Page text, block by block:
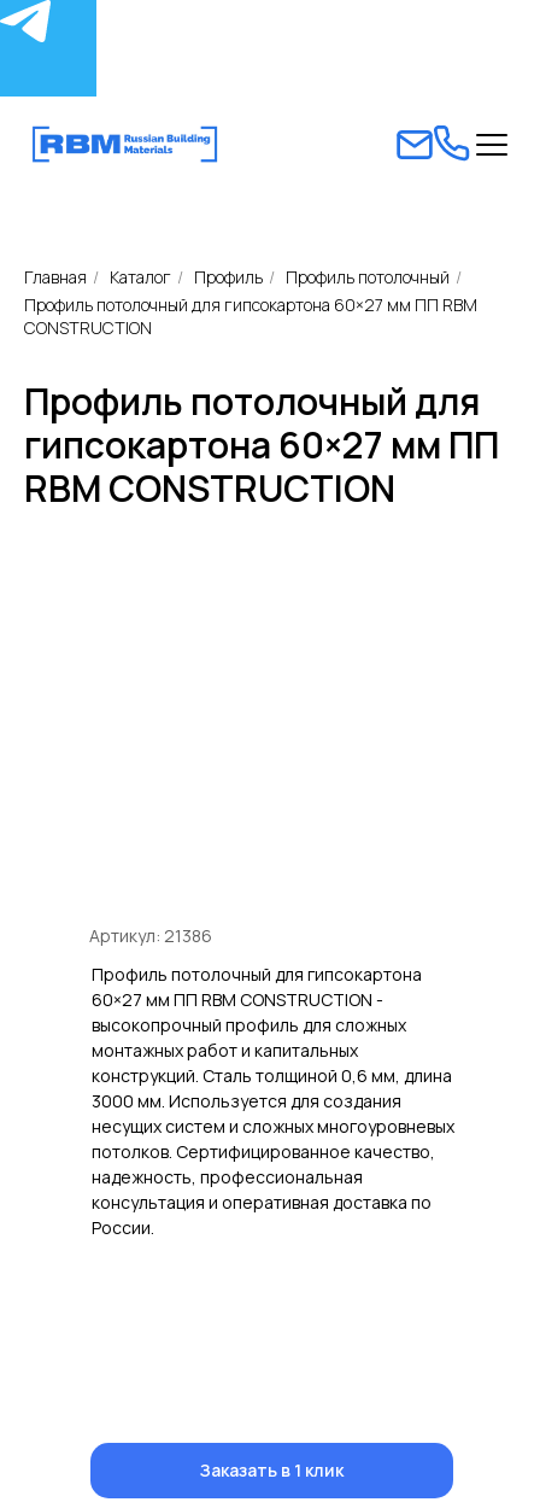
Главная / Каталог / Профиль / Профиль потолочный /
Профиль потолочный для гипсокартона 60×27 мм ПП RBM
CONSTRUCTION
Профиль потолочный для
гипсокартона 60×27 мм ПП
RBM CONSTRUCTION
Профиль потолочный для гипсокартона
60×27 мм ПП RBM CONSTRUCTION -
высокопрочный профиль для сложных
монтажных работ и капитальных
конструкций. Сталь толщиной 0,6 мм, длина
3000 мм. Используется для создания
несущих систем и сложных многоуровневых
потолков. Сертифицированное качество,
надежность, профессиональная
консультация и оперативная доставка по
России.
Артикул: 21386
Заказать в 1 клик